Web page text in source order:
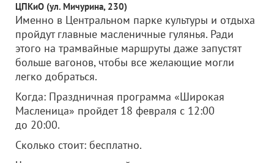
ЦПКиО (ул. Мичурина, 230)
Именно в Центральном парке культуры и отдыха
пройдут главные масленичные гулянья. Ради
этого на трамвайные маршруты даже запустят
больше вагонов, чтобы все желающие могли
легко добраться.
Когда: Праздничная программа «Широкая
Масленица» пройдет 18 февраля с 12:00
до 20:00.
Сколько стоит: бесплатно.